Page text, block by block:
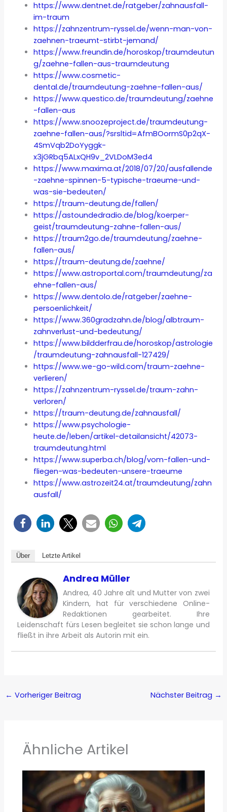
https://www.dentnet.de/ratgeber/zahnausfall-
im-traum
https://zahnzentrum-ryssel.de/wenn-man-von-
zaehnen-traeumt-stirbt-jemand/
https://www.freundin.de/horoskop/traumdeutun
g/zaehne-fallen-aus-traumdeutung
https://www.cosmetic-
dental.de/traumdeutung-zaehne-fallen-aus/
https://www.questico.de/traumdeutung/zaehne
-fallen-aus
https://www.snoozeproject.de/traumdeutung-
zaehne-fallen-aus/?srsltid=AfmBOormS0p2qX-
4SmVqb2DoYyggk-
x3jGRbq5ALxQH9v_2VLDoM3ed4
https://www.maxima.at/2018/07/20/ausfallende
-zaehne-spinnen-5-typische-traeume-und-
was-sie-bedeuten/
https://traum-deutung.de/fallen/
https://astoundedradio.de/blog/koerper-
geist/traumdeutung-zahne-fallen-aus/
https://traum2go.de/traumdeutung/zaehne-
fallen-aus/
https://traum-deutung.de/zaehne/
https://www.astroportal.com/traumdeutung/za
ehne-fallen-aus/
https://www.dentolo.de/ratgeber/zaehne-
persoenlichkeit/
https://www.360gradzahn.de/blog/albtraum-
zahnverlust-und-bedeutung/
https://www.bildderfrau.de/horoskop/astrologie
/traumdeutung-zahnausfall-127429/
https://www.we-go-wild.com/traum-zaehne-
verlieren/
https://zahnzentrum-ryssel.de/traum-zahn-
verloren/
https://traum-deutung.de/zahnausfall/
https://www.psychologie-
heute.de/leben/artikel-detailansicht/42073-
traumdeutung.html
https://www.superba.ch/blog/vom-fallen-und-
fliegen-was-bedeuten-unsere-traeume
https://www.astrozeit24.at/traumdeutung/zahn
ausfall/
Über Letzte Artikel
Andrea Müller
Andrea, 40 Jahre alt und Mutter von zwei
Kindern, hat für verschiedene Online-
Redaktionen gearbeitet. Ihre
Leidenschaft fürs Lesen begleitet sie schon lange und
fließt in ihre Arbeit als Autorin mit ein.
← Vorheriger Beitrag Nächster Beitrag →
Ähnliche Artikel